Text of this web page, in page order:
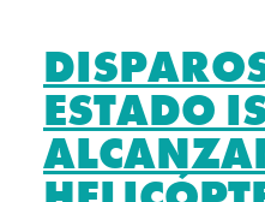
ESTADO